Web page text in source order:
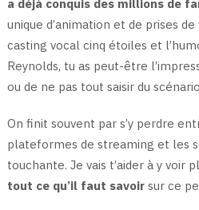
a déjà conquis des millions de
unique d’animation et de prises
casting vocal cinq étoiles et
Reynolds, tu as peut-être
ou de ne pas tout saisir du
On finit souvent par s’y perdre
plateformes de streaming et les
touchante. Je vais t’aider à y voir
tout ce qu’il faut savoirsur ce